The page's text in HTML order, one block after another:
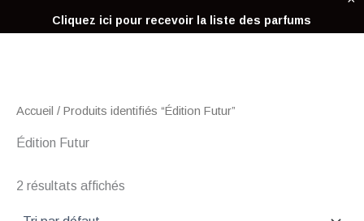
Cliquez ici pour recevoir la liste des parfums
Accueil / Produits identifiés “Édition Futur”
Édition Futur
2 résultats affichés